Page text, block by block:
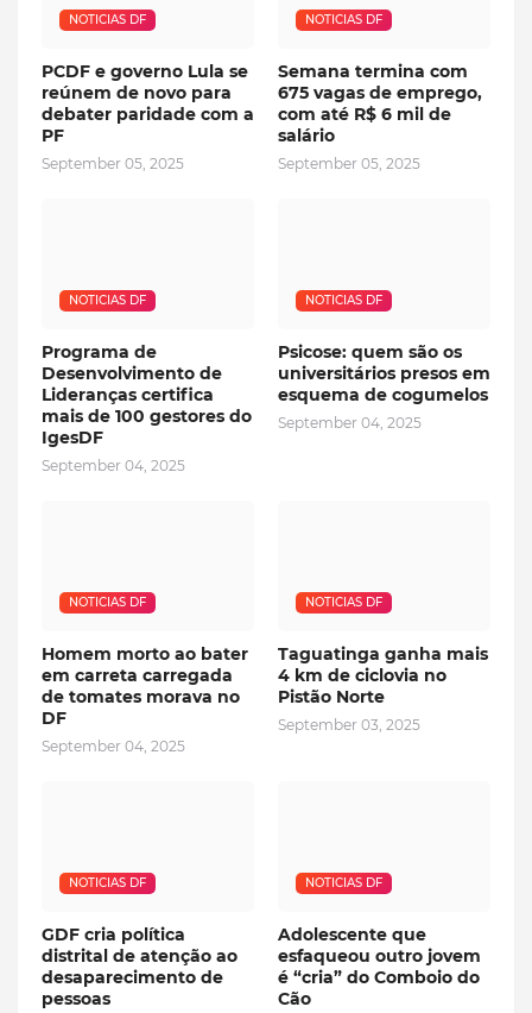
NOTICIAS DF
PCDF e governo Lula se
reúnem de novo para
debater paridade com a
PF
September 05, 2025
NOTICIAS DF
Semana termina com
675 vagas de emprego,
com até R$ 6 mil de
salário
September 05, 2025
NOTICIAS DF
Programa de
Desenvolvimento de
Lideranças certifica
mais de 100 gestores do
IgesDF
September 04, 2025
NOTICIAS DF
Psicose: quem são os
universitários presos em
esquema de cogumelos
September 04, 2025
NOTICIAS DF
Homem morto ao bater
em carreta carregada
de tomates morava no
DF
September 04, 2025
NOTICIAS DF
Taguatinga ganha mais
4 km de ciclovia no
Pistão Norte
September 03, 2025
NOTICIAS DF
GDF cria política
distrital de atenção ao
desaparecimento de
pessoas
NOTICIAS DF
Adolescente que
esfaqueou outro jovem
é “cria” do Comboio do
Cão